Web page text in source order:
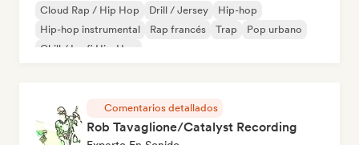
Cloud Rap / Hip Hop Drill / Jersey
Hip-hop
Hip-hop instrumental
Rap francés Trap
Pop urbano
Chill / Lo-fi Hip-Hop
Comentarios detallados
Rob Tavaglione/Catalyst Recording